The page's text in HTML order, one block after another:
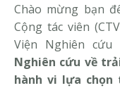
Chào mừng bạn
Cộng tác viên
Viện Nghiên cứu
Nghiên cứu về
hành vi lựa chọn